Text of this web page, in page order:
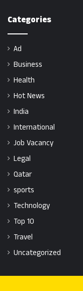
Categories
Ad
Business
Health
Hot News
India
International
Job Vacancy
Legal
Qatar
sports
Technology
Top 10
Travel
Uncategorized